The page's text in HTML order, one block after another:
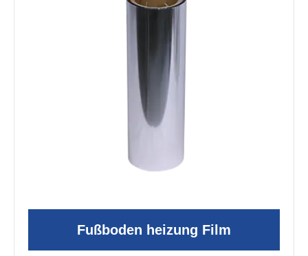
Fußboden heizung Film